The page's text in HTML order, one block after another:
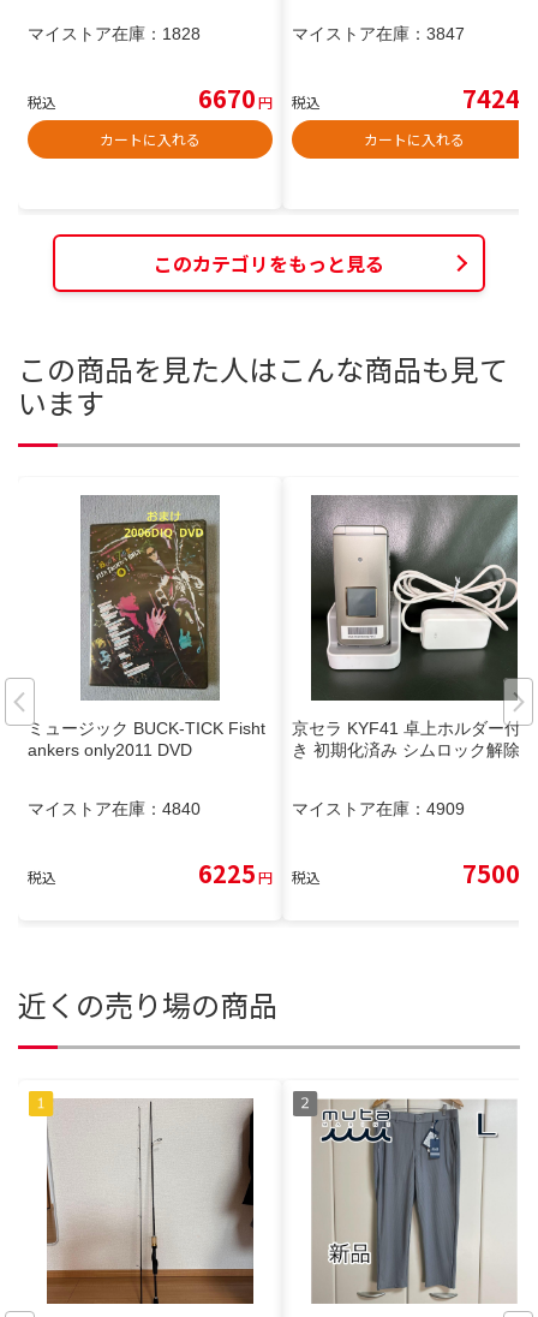
マイストア在庫： 1828
税込 6670円
カートに入れる
マイストア在庫： 3847
税込 7424
カートに入れる
このカテゴリをもっと見る
この商品を見た人はこんな商品も見て
います
ミュージック BUCK-TICK Fisht
ankers only2011 DVD
マイストア在庫： 4840
税込 6225円
京セラ KYF41 卓上ホルダー付
き 初期化済み シムロック解除未
マイストア在庫： 4909
税込 7500
近くの売り場の商品